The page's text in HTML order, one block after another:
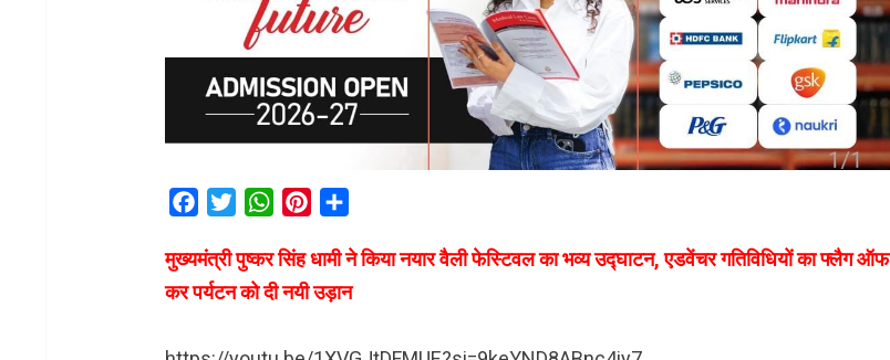
Facebook
TwitterWhatsAppPinterest
मुख्यमंत्री पुष्कर सिंह धामी ने किया नयार वैली फेस्टिवल का भव्य उद्घाटन, एडवेंचर गतिविधियों का फ्लैग ऑफ
कर पर्यटन को दी नयी उड़ान